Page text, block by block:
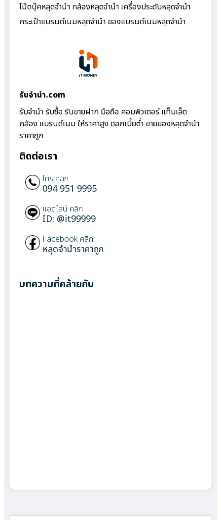
โน๊ตบุ๊คหลุดจำนำ กล้องหลุดจำนำ เครื่องประดับหลุดจำนำ
กระเป๋าแบรนด์เนมหลุดจำนำ ของแบรนด์เนมหลุดจำนำ
รับจํานํา.com
รับจำนำ รับซื้อ รับขายฝาก มือถือ คอมพิวเตอร์ แท็บเล็ต
กล้อง แบรนด์เนม ให้ราคาสูง ดอกเบี้ยต่ำ ขายของหลุดจำนำ
ราคาถูก
ติดต่อเรา
โทร คลิก
094 951 9995
แอดไลน์ คลิก
ID: @it99999
Facebook คลิก
หลุดจำนำราคาถูก
บทความที่คล้ายกัน